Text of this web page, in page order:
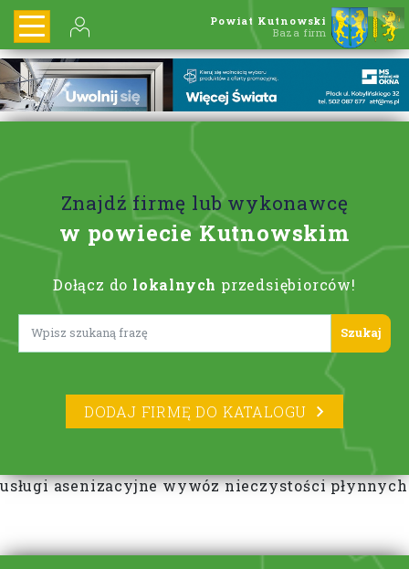
Powiat Kutnowski
Baza firm
Znajdź firmę lub wykonawcę
w powiecie Kutnowskim
Dołącz do lokalnych przedsiębiorców!
Lorem ipsum
DODAJ FIRMĘ DO KATALOGU
usługi asenizacyjne wywóz nieczystości płynnych